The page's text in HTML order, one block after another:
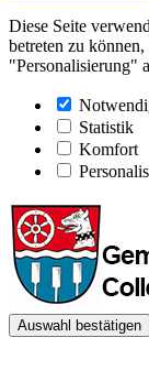
Diese Seite
betreten zu
"Personalisierung"
Statistik
Komfort
Auswahl bestätigen